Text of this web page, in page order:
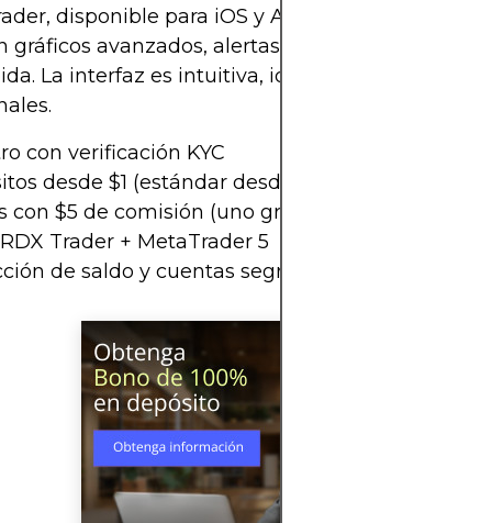
disponible para iOS y Android. Ambas
gráficos avanzados, alertas personalizadas y
La interfaz es intuitiva, ideal para traders
con verificación KYC
desde $1 (estándar desde $500)
con $5 de comisión (uno gratis/mes)
Trader + MetaTrader 5
de saldo y cuentas segregadas